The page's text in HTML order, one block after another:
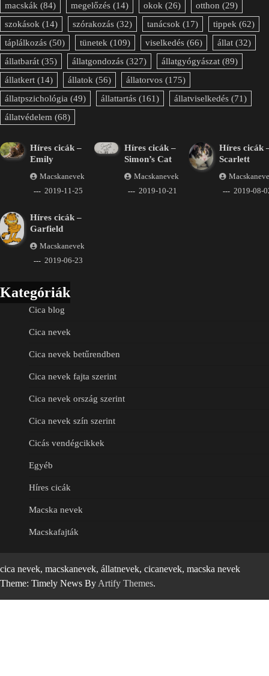
macskák (84) megelőzés (14) okok (26) otthon (29)
szokások (14) szórakozás (32) tanácsok (17) tippek (62)
táplálkozás (50) tünetek (109) viselkedés (66) állat (32)
állatbarát (35) állatgondozás (327) állatgyógyászat (89)
állatkert (14) állatok (56) állatorvos (175)
állatpszichológia (49) állattartás (161) állatviselkedés (71)
állatvédelem (68)
Híres cicák –
Emily
Macskanevek
2019-11-25
Híres cicák –
Simon’s Cat
Macskanevek
2019-10-21
Híres cicák
Scarlett
2019-08-
Híres cicák –
Garfield
Macskanevek
2019-06-23
Kategóriák
Cica blog
Cica nevek
Cica nevek betűrendben
Cica nevek fajta szerint
Cica nevek ország szerint
Cica nevek szín szerint
Cicás vendégcikkek
Egyéb
Híres cicák
Macska nevek
Macskafajták
cica nevek, macskanevek, állatnevek, cicanevek, macska nevek
Theme: Timely News By Artify Themes.